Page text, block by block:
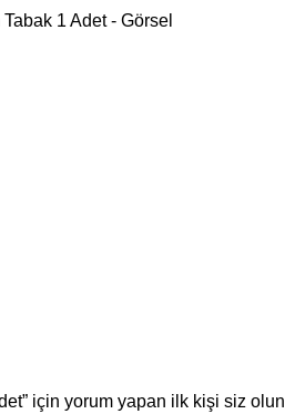
için yorum yapan ilk kişi siz olun